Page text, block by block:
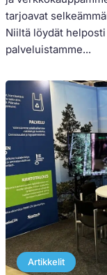
tarjoavat
Niiltä löydät
palveluistamme...
Artikkelit